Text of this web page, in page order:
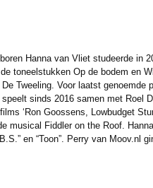
Hanna van Vliet studeerde in
toneelstukken Op de bodem en
Tweeling. Voor laatst
sinds 2016 samen met Roel
‘Ron Goossens, Lowbudget
musical Fiddler on the Roof.
en “Toon”. Perry van